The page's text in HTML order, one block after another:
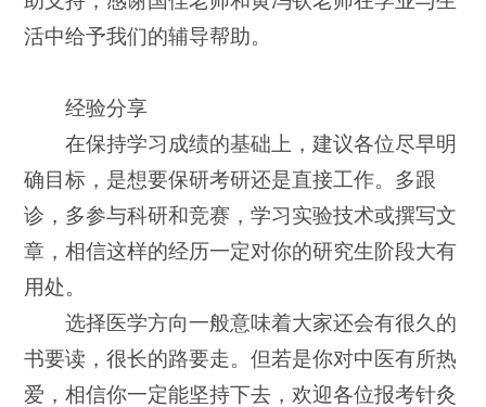
活中给予我们的辅导帮助。
经验分享
在保持学习成绩的基础上，建议各位尽早明
确目标，是想要保研考研还是直接工作。多跟
诊，多参与科研和竞赛，学习实验技术或撰写文
章，相信这样的经历一定对你的研究生阶段大有
用处。
选择医学方向一般意味着大家还会有很久的
书要读，很长的路要走。但若是你对中医有所热
爱，相信你一定能坚持下去，欢迎各位报考针灸